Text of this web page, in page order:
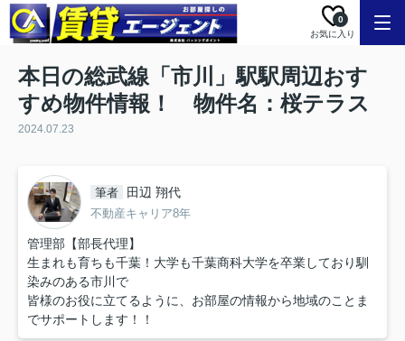
お気に入り
0
本日の総武線「市川」駅駅周辺おす
すめ物件情報！ 物件名：桜テラス
2024.07.23
筆者 田辺 翔代
不動産キャリア8年
管理部【部長代理】
生まれも育ちも千葉！大学も千葉商科大学を卒業しており馴
染みのある市川で
皆様のお役に立てるように、お部屋の情報から地域のことま
でサポートします！！